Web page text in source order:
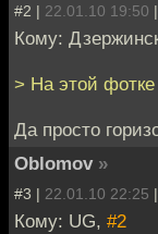
#2 | 22.01.10 19:50 |
Кому:
> На этой
Да просто
Oblomov »
#3 | 22.01.10 22:25 |
Кому: UG, #2